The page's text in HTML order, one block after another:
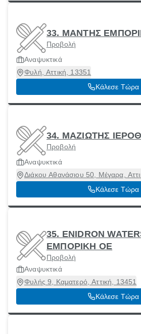
33. ΜΑΝΤΗΣ
Προβολή
Αναψυκτικά
Φυλή, Αττική, 13351
Κάλεσε Τώρα
34. ΜΑΖΙΩΤΗΣ
Προβολή
Αναψυκτικά
Διάκου Αθανάσιου 50, Μέγαρα,
Κάλεσε Τώρα
35. ENIDRON
ΕΜΠΟΡΙΚΗ ΟΕ
Προβολή
Αναψυκτικά
Φυλής 9, Καματερό, Αττική, 13451
Κάλεσε Τώρα